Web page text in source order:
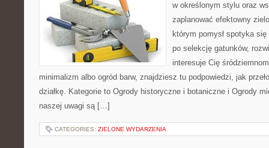
w określonym stylu oraz
zaplanować efektowny
którym pomysł spotyka
po selekcję gatunków,
interesuje Cię
minimalizm albo ogród barw, znajdziesz tu podpowiedzi, jak
działkę. Kategorie to Ogrody historyczne i botaniczne i Ogrody
naszej uwagi są […]
CATEGORIES: ZIELONE WYDARZENIA